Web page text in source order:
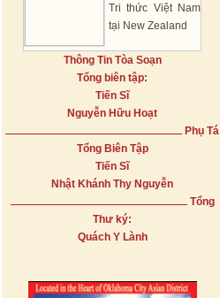
Tri thức Việt Nam
tại New Zealand
Thông Tin Tòa Soạn
Tổng biên tập:
Tiến Sĩ
Nguyễn Hữu Hoạt
Phụ Tá
Tổng Biên Tập
Tiến Sĩ
Nhật Khánh Thy Nguyễn
Tổng
Thư ký:
Quách Y Lành